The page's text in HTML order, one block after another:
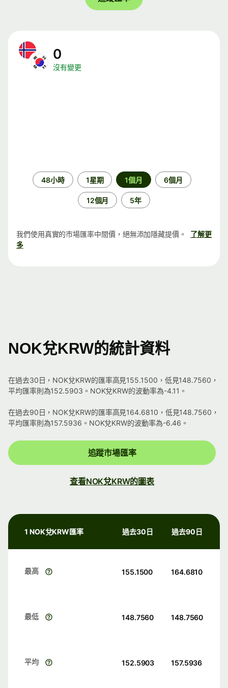
0
沒有變更
48小時 1星期 1個月 6個月
12個月 5年
我們使用真實的市場匯率中間價，絕無添加隱藏提價。
了解更
多
NOK兌KRW的統計資料
在過去30日，NOK兌KRW的匯率高見155.1500，低見148.7560，
平均匯率則為152.5903。NOK兌KRW的波動率為-4.11。
在過去90日，NOK兌KRW的匯率高見164.6810，低見148.7560，
平均匯率則為157.5936。NOK兌KRW的波動率為-6.46。
追蹤市場匯率
查看NOK兌KRW的圖表
1 NOK兌KRW匯率 過去30日 過去90日
最高 155.1500 164.6810
最低 148.7560 148.7560
平均 152.5903 157.5936